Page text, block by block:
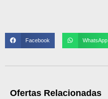
Facebook WhatsApp
Ofertas Relacionadas